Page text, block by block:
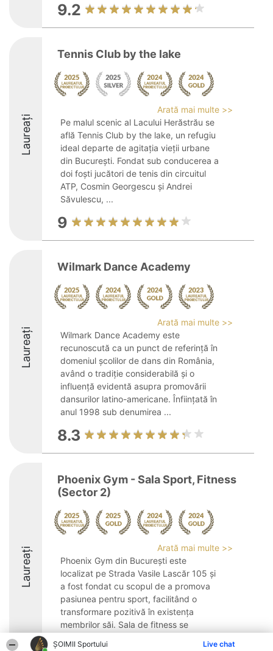
ȘOIMII Sportului Live chat
9.2
Laureați
Tennis Club by the lake
Arată mai multe >>
Pe malul scenic al Lacului Herăstrău se
află Tennis Club by the lake, un refugiu
ideal departe de agitația vieții urbane
din București. Fondat sub conducerea a
doi foști jucători de tenis din circuitul
ATP, Cosmin Georgescu și Andrei
Săvulescu, ...
9
Laureați
Wilmark Dance Academy
Arată mai multe >>
Wilmark Dance Academy este
recunoscută ca un punct de referință în
domeniul școlilor de dans din România,
având o tradiție considerabilă și o
influență evidentă asupra promovării
dansurilor latino-americane. Înființată în
anul 1998 sub denumirea ...
8.3
Laureați
Phoenix Gym - Sala Sport, Fitness
(Sector 2)
Arată mai multe >>
Phoenix Gym din București este
localizat pe Strada Vasile Lascăr 105 și
a fost fondat cu scopul de a promova
pasiunea pentru sport, facilitând o
transformare pozitivă în existența
membrilor săi. Sala de fitness se